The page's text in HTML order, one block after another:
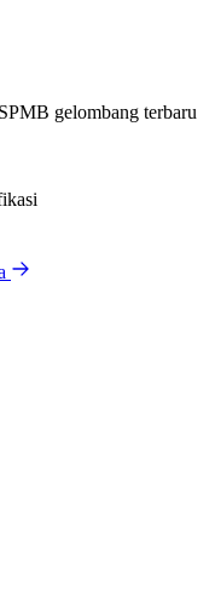
gelombang terbaru